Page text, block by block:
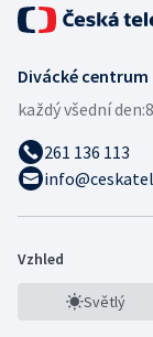
Divácké centrum
každý všední den:
261 136 113
Vzhled
Světlý